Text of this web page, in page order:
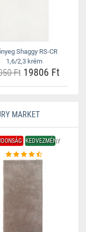
Shaggy RS-CR
1,6/2,3 krém
Ft19806 Ft
MARKET
KEDVEZMÉNY